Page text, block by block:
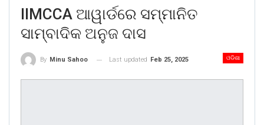
IIMCCA ଆୱାର୍ଡରେ ସମ୍ମାନିତ
ସାମ୍ବାଦିକ ଅନୁଜ ଦାସ
ଓଡିଶା
By Minu Sahoo Last updated Feb 25, 2025